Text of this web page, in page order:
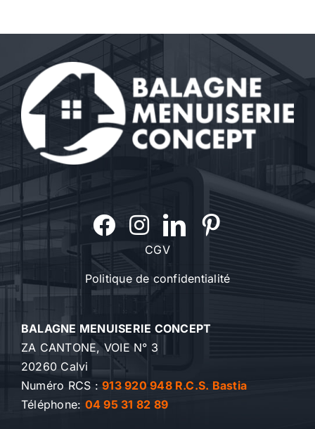
CGV
Politique de confidentialité
BALAGNE MENUISERIE CONCEPT
ZA CANTONE, VOIE N° 3
20260 Calvi
Numéro RCS :913 920 948 R.C.S. Bastia
Téléphone: 04 95 31 82 89